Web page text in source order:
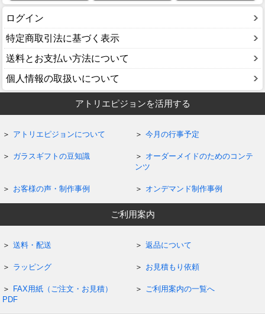
ログイン
特定商取引法に基づく表示
送料とお支払い方法について
個人情報の取扱いについて
アトリエピジョンを活用する
アトリエピジョンについて 今月の行事予定
ガラスギフトの豆知識
オーダーメイドのためのコンテ
ンツ
お客様の声・制作事例 オンデマンド制作事例
ご利用案内
送料・配送 返品について
ラッピング お見積もり依頼
FAX用紙（ご注文・お見積）
PDF
ご利用案内の一覧へ